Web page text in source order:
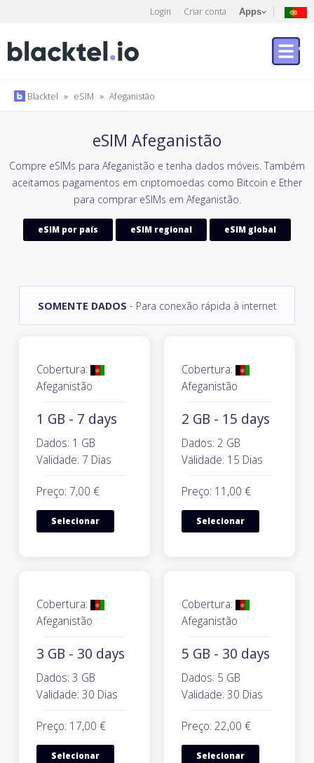
Login Criar conta Apps
Blacktel » eSIM » Afeganistão
eSIM Afeganistão
Compre eSIMs para Afeganistão e tenha dados móveis. Também
aceitamos pagamentos em criptomoedas como Bitcoin e Ether
para comprar eSIMs em Afeganistão.
eSIM por país eSIM regional eSIM global
SOMENTE DADOS - Para conexão rápida à internet
Cobertura:
Afeganistão
1 GB - 7 days
Dados: 1 GB
Validade: 7 Dias
Preço: 7,00 €
Selecionar
Cobertura:
Afeganistão
2 GB - 15 days
Dados: 2 GB
Validade: 15 Dias
Preço: 11,00 €
Selecionar
Cobertura:
Afeganistão
3 GB - 30 days
Dados: 3 GB
Validade: 30 Dias
Preço: 17,00 €
Selecionar
Cobertura:
Afeganistão
5 GB - 30 days
Dados: 5 GB
Validade: 30 Dias
Preço: 22,00 €
Selecionar